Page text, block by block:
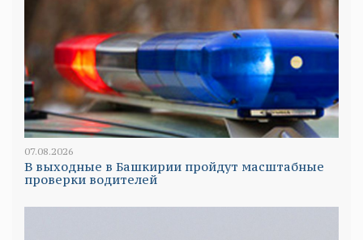
07.08.2026
В выходные в Башкирии пройдут масштабные
проверки водителей